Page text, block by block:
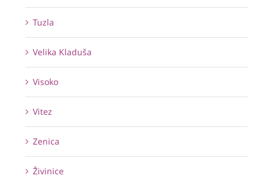
Tuzla
Velika Kladuša
Visoko
Vitez
Zenica
Živinice